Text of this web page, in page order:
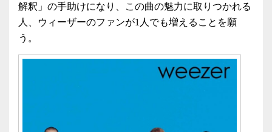
解釈」の手助けになり、この曲の魅力に取りつかれる
人、ウィーザーのファンが1人でも増えることを願
う。